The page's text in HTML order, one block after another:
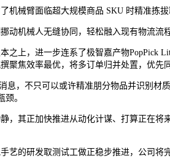
械臂面临超大规模商品 SKU 时精准拣拔
机械人无缝协同，轻松融入现有物流流
，进一步连系了极智嘉产物PopPick
焦效率最优，将多订单归并处置，优先
不只可以或许精准朋分物品并识别材
。
正加快推进从动化计谋、打算正在将
研发取测试工做正稳步推进，公司将完